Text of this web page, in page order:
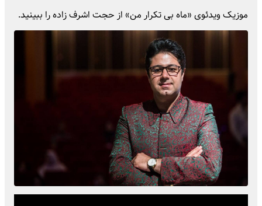
موزیک ویدئوی «ماه بی تکرار من» از حجت اشرف زاده را ببینید.